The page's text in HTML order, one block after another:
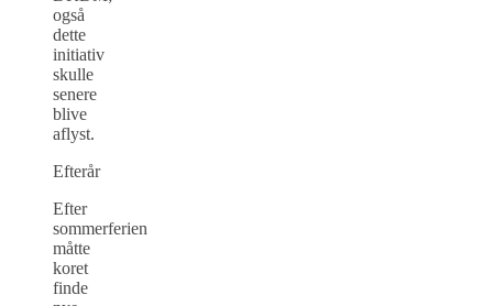
også
dette
initiativ
skulle
senere
blive
aflyst.
Efterår
Efter
sommerferien
måtte
koret
finde